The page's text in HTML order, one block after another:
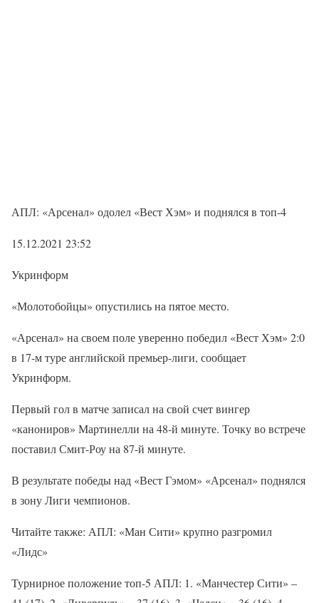
АПЛ: «Арсенал» одолел «Вест Хэм» и поднялся в топ-4
15.12.2021 23:52
Укринформ
«Молотобойцы» опустились на пятое место.
«Арсенал» на своем поле уверенно победил «Вест Хэм» 2:0
в 17-м туре английской премьер-лиги, сообщает
Укринформ.
Первый гол в матче записал на свой счет вингер
«канониров» Мартинелли на 48-й минуте. Точку во встрече
поставил Смит-Роу на 87-й минуте.
В результате победы над «Вест Гэмом» «Арсенал» поднялся
в зону Лиги чемпионов.
Читайте также: АПЛ: «Ман Сити» крупно разгромил
«Лидс»
Турнирное положение топ-5 АПЛ: 1. «Манчестер Сити» –